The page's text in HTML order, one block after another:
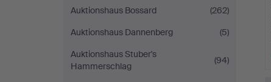
Auktionshaus Bossard
(262)
Auktionshaus Dannenberg
(5)
Auktionshaus Stuber's
Hammerschlag
(94)